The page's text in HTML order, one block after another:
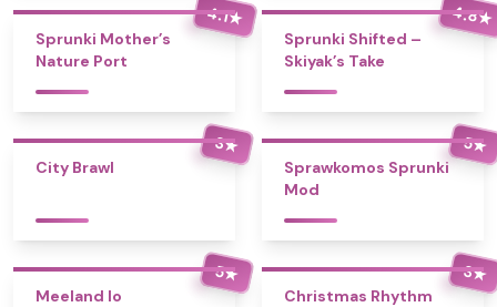
4.1★
Sprunki Mother’s
Nature Port
4.8★
Sprunki Shifted –
Skiyak’s Take
3★
City Brawl
5★
Sprawkomos Sprunki
Mod
5★
Meeland Io
3★
Christmas Rhythm